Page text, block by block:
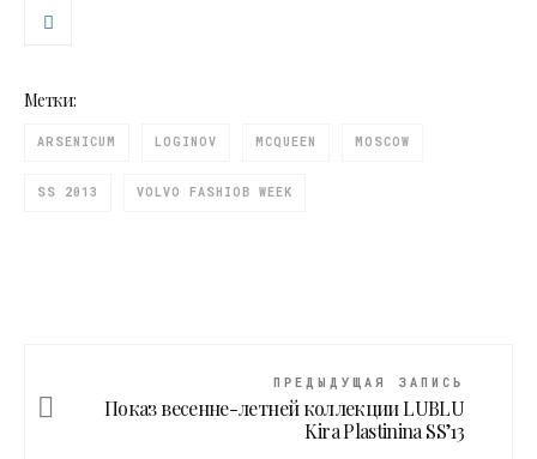
Метки:
ARSENICUM LOGINOV MCQUEEN MOSCOW
SS 2013 VOLVO FASHIOB WEEK
ПРЕДЫДУЩАЯ ЗАПИСЬ
Показ весенне-летней коллекции LUBLU
Kira Plastinina SS’13